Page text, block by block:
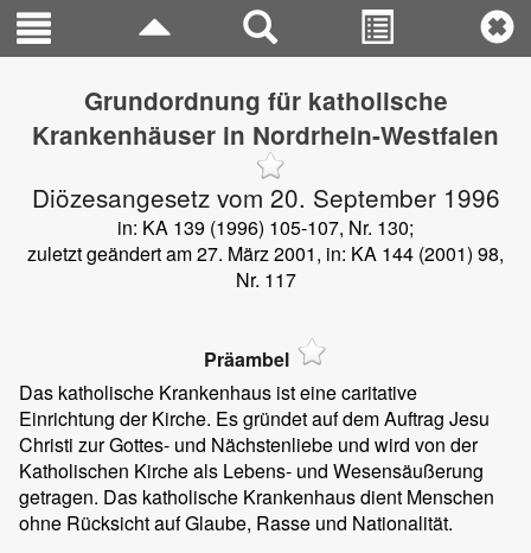
Grundordnung für katholische
Krankenhäuser in Nordrhein-Westfalen
Diözesangesetz vom 20. September 1996
in: KA 139 (1996) 105-107, Nr. 130;
zuletzt geändert am 27. März 2001, in: KA 144 (2001) 98,
Nr. 117
Präambel
Das katholische Krankenhaus ist eine caritative
Einrichtung der Kirche. Es gründet auf dem Auftrag Jesu
Christi zur Gottes- und Nächstenliebe und wird von der
Katholischen Kirche als Lebens- und Wesensäußerung
getragen. Das katholische Krankenhaus dient Menschen
ohne Rücksicht auf Glaube, Rasse und Nationalität.